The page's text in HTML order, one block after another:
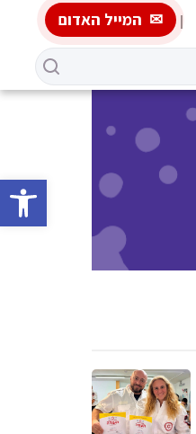
פתח
המייל האדום